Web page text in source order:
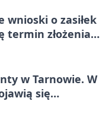
wnioski o zasiłek
termin złożenia
w Tarnowie. W
się